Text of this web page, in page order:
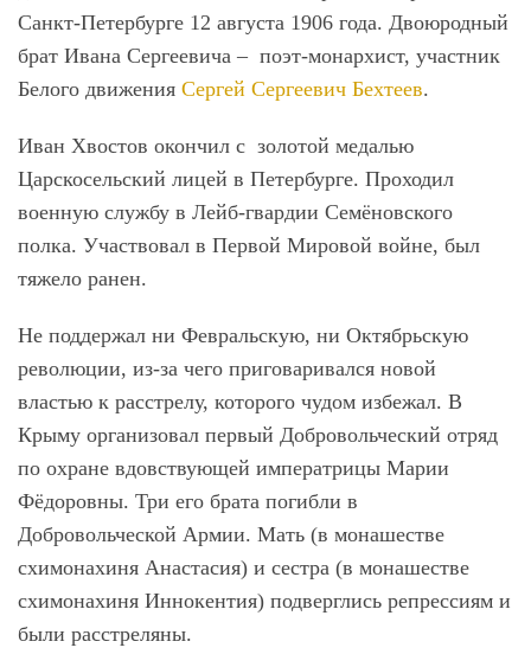
Санкт-Петербурге 12 августа 1906 года. Двоюродный
брат Ивана Сергеевича – поэт-монархист, участник
Белого движения Сергей Сергеевич Бехтеев.
Иван Хвостов окончил с золотой медалью
Царскосельский лицей в Петербурге. Проходил
военную службу в Лейб-гвардии Семёновского
полка. Участвовал в Первой Мировой войне, был
тяжело ранен.
Не поддержал ни Февральскую, ни Октябрьскую
революции, из-за чего приговаривался новой
властью к расстрелу, которого чудом избежал. В
Крыму организовал первый Добровольческий отряд
по охране вдовствующей императрицы Марии
Фёдоровны. Три его брата погибли в
Добровольческой Армии. Мать (в монашестве
схимонахиня Анастасия) и сестра (в монашестве
схимонахиня Иннокентия) подверглись репрессиям и
были расстреляны.